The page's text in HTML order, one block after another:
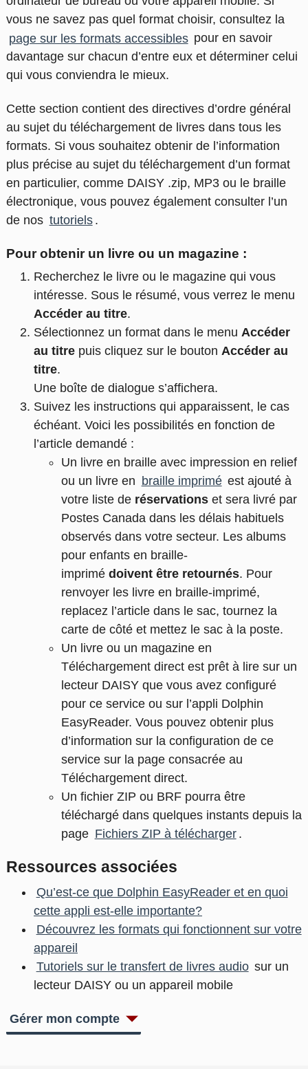
vous ne savez pas quel format choisir, consultez la
page sur les formats accessibles pour en savoir
davantage sur chacun d’entre eux et déterminer celui
qui vous conviendra le mieux.
Cette section contient des directives d’ordre général
au sujet du téléchargement de livres dans tous les
formats. Si vous souhaitez obtenir de l’information
plus précise au sujet du téléchargement d’un format
en particulier, comme DAISY .zip, MP3 ou le braille
électronique, vous pouvez également consulter l’un
de nos tutoriels .
Pour obtenir un livre ou un magazine :
Recherchez le livre ou le magazine qui vous
intéresse. Sous le résumé, vous verrez le menu
Accéder au titre.
Sélectionnez un format dans le menu Accéder
au titre puis cliquez sur le bouton Accéder au
titre.
Une boîte de dialogue s’affichera.
Suivez les instructions qui apparaissent, le cas
échéant. Voici les possibilités en fonction de
l’article demandé :
Un livre en braille avec impression en relief
ou un livre en braille imprimé est ajouté à
votre liste de réservations et sera livré par
Postes Canada dans les délais habituels
observés dans votre secteur. Les albums
pour enfants en braille-
imprimé doivent être retournés. Pour
renvoyer les livre en braille-imprimé,
replacez l’article dans le sac, tournez la
carte de côté et mettez le sac à la poste.
Un livre ou un magazine en
Téléchargement direct est prêt à lire sur un
lecteur DAISY que vous avez configuré
pour ce service ou sur l’appli Dolphin
EasyReader. Vous pouvez obtenir plus
d’information sur la configuration de ce
service sur la page consacrée au
Téléchargement direct.
Un fichier ZIP ou BRF pourra être
téléchargé dans quelques instants depuis la
page Fichiers ZIP à télécharger .
Ressources associées
Qu’est-ce que Dolphin EasyReader et en quoi
cette appli est-elle importante?
Découvrez les formats qui fonctionnent sur votre
appareil
Tutoriels sur le transfert de livres audio sur un
lecteur DAISY ou un appareil mobile
Gérer mon compte